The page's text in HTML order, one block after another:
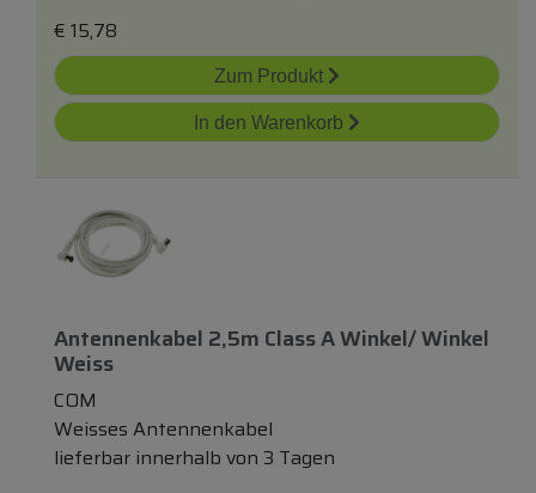
€ 15,78
Zum Produkt
In den Warenkorb
Antennenkabel 2,5m Class A Winkel/ Winkel
Weiss
COM
Weisses Antennenkabel
lieferbar innerhalb von 3 Tagen